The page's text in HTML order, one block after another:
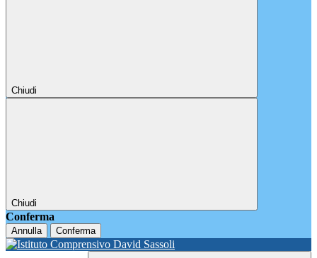
Chiudi
Chiudi
Conferma
Annulla Conferma